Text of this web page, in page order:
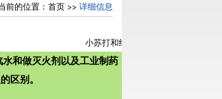
前的位置： 首页 >> 详细信息
小苏打和纯碱的用途有哪些不同？
和做灭火剂以及工业制药，也有一些家庭妙用，
区别。